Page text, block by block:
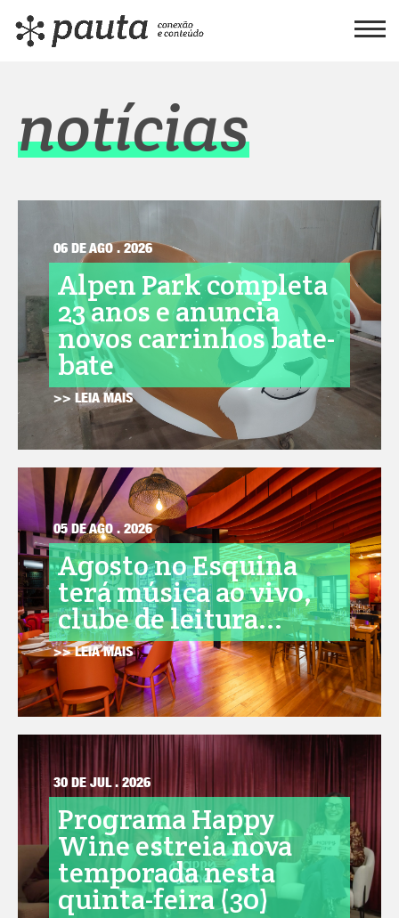
notícias
06 DE AGO . 2026
Alpen Park completa
23 anos e anuncia
novos carrinhos bate-
bate
>> LEIA MAIS
05 DE AGO . 2026
Agosto no Esquina
terá música ao vivo,
clube de leitura...
>> LEIA MAIS
30 DE JUL . 2026
Programa Happy
Wine estreia nova
temporada nesta
quinta-feira (30)